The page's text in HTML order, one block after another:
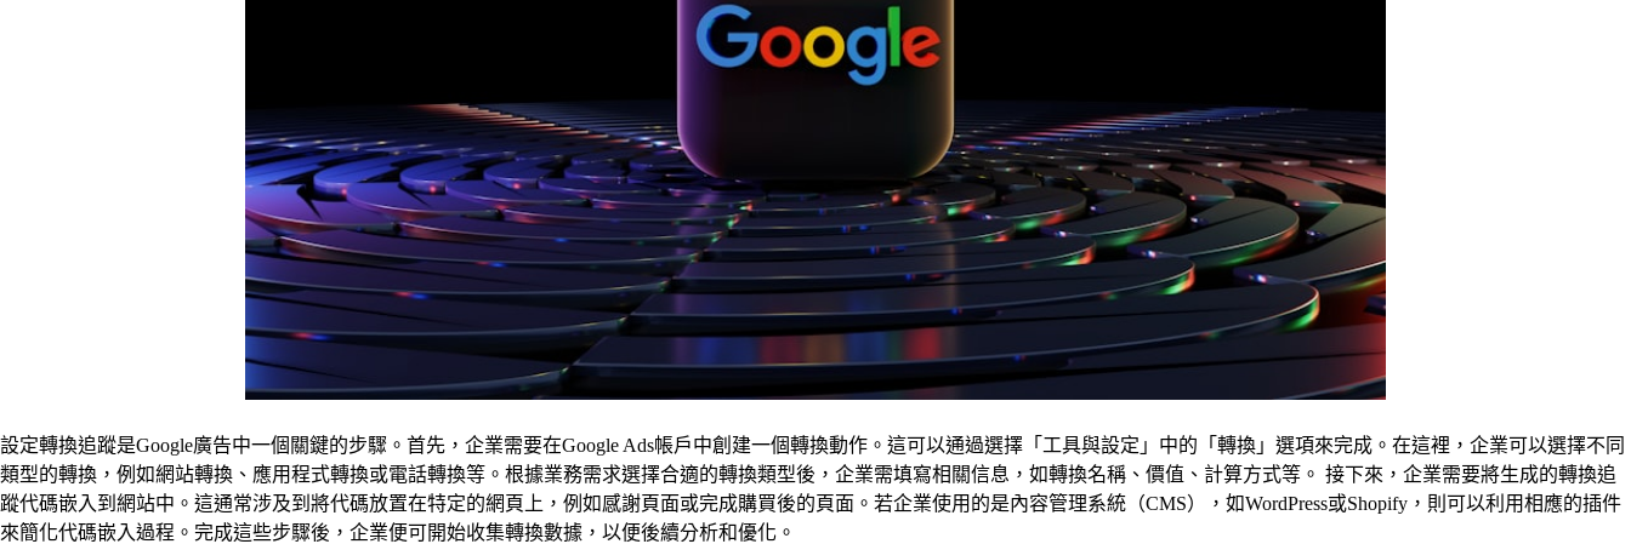
設定轉換追蹤是Google廣告中一個關鍵的步驟。首先，企業需要在Google Ads帳戶中創建一個轉換動作。這可以通過選擇「工具與設定」中的「轉換」選項來完成。在這裡，企業可以選擇不同
類型的轉換，例如網站轉換、應用程式轉換或電話轉換等。根據業務需求選擇合適的轉換類型後，企業需填寫相關信息，如轉換名稱、價值、計算方式等。 接下來，企業需要將生成的轉換追
蹤代碼嵌入到網站中。這通常涉及到將代碼放置在特定的網頁上，例如感謝頁面或完成購買後的頁面。若企業使用的是內容管理系統（CMS），如WordPress或Shopify，則可以利用相應的插件
來簡化代碼嵌入過程。完成這些步驟後，企業便可開始收集轉換數據，以便後續分析和優化。